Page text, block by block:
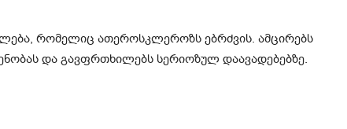
რომელიც ათეროსკლეროზს ებრძვის. ამცირებს
და გავფრთხილებს სერიოზულ დაავადებებზე.